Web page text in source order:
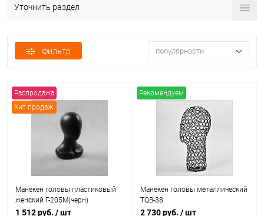
Уточнить раздел
Фильтр популярности
Распродажа
Хит продаж
Манекен головы пластиковый
женский Г-205М(черн)
1 512 руб. / шт
Рекомендуем
Манекен головы металлический
TQB-38
2 730 руб. / шт